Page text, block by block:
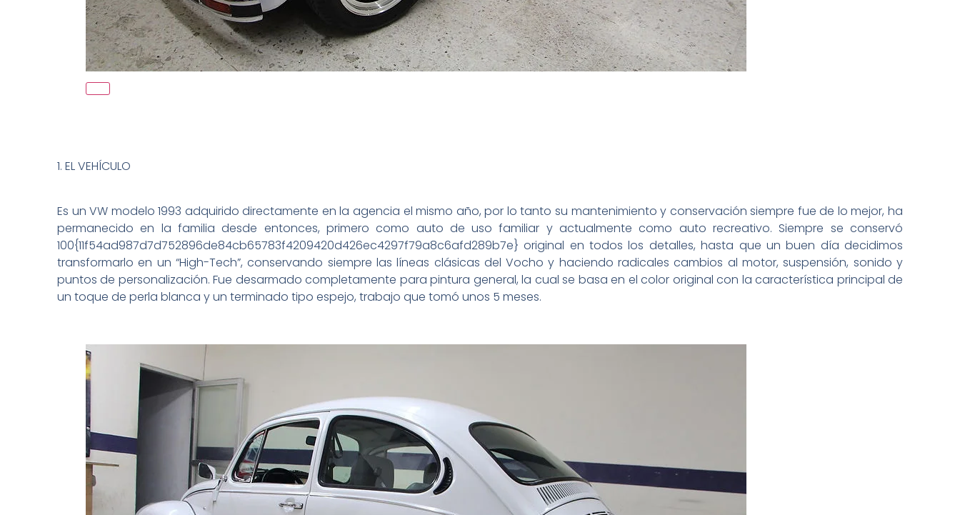
1. EL VEHÍCULO
Es un VW modelo 1993 adquirido directamente en la agencia el mismo año, por lo tanto su mantenimiento y conservación siempre fue de lo mejor, ha
permanecido en la familia desde entonces, primero como auto de uso familiar y actualmente como auto recreativo. Siempre se conservó
100{11f54ad987d7d752896de84cb65783f4209420d426ec4297f79a8c6afd289b7e} original en todos los detalles, hasta que un buen día decidimos
transformarlo en un “High-Tech”, conservando siempre las líneas clásicas del Vocho y haciendo radicales cambios al motor, suspensión, sonido y
puntos de personalización. Fue desarmado completamente para pintura general, la cual se basa en el color original con la característica principal de
un toque de perla blanca y un terminado tipo espejo, trabajo que tomó unos 5 meses.